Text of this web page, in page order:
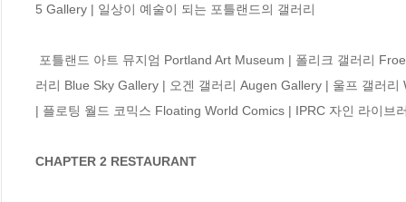
5 Gallery | 일상이 예술이 되는 포틀랜드의 갤러리
러리 Blue Sky Gallery | 오겐 갤러리 Augen Gallery | 울프 갤러
| 플로팅 월드 코믹스 Floating World Comics | IPRC 자인 라이브
CHAPTER 2 RESTAURANT